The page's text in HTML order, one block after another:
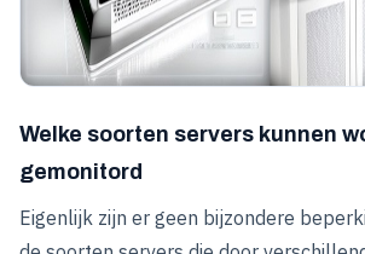
Welke soorten servers kunnen
gemonitord
Eigenlijk zijn er geen bijzondere